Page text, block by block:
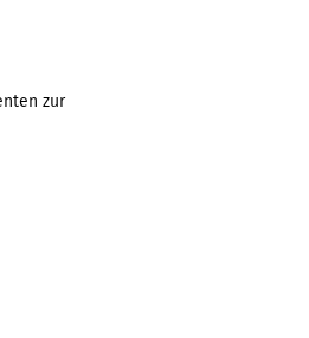
zur